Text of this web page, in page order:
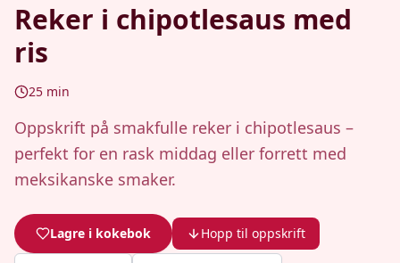
Reker i chipotlesaus med
ris
25 min
Oppskrift på smakfulle reker i chipotlesaus –
perfekt for en rask middag eller forrett med
meksikanske smaker.
Lagre i kokebok Hopp til oppskrift